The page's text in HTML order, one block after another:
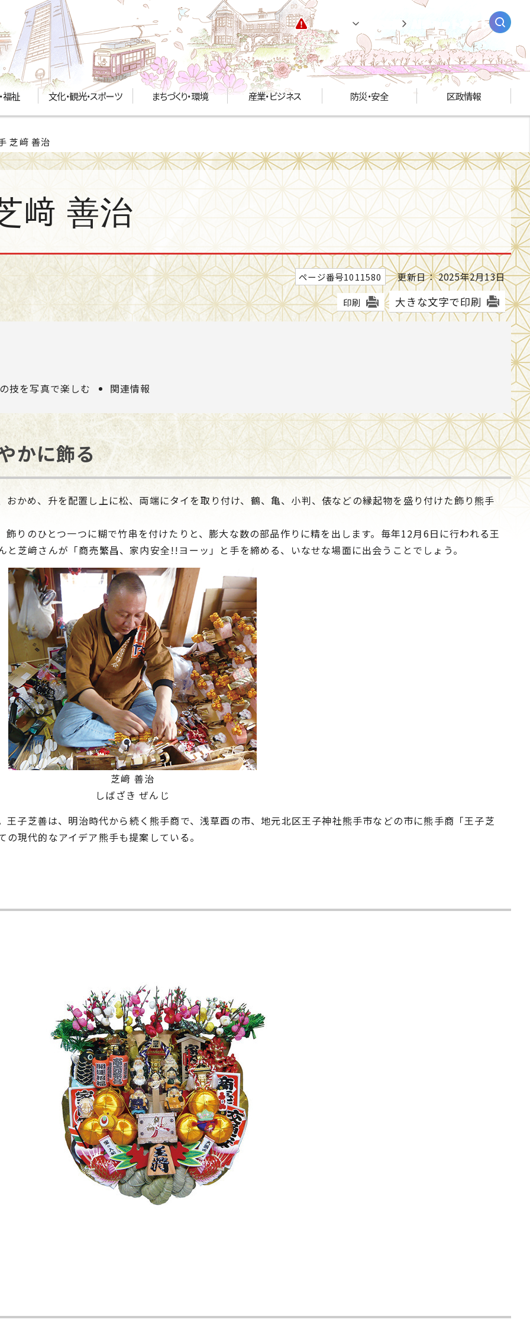
緊急情報 AIチャットボット
福祉 文化・観光・スポーツ まちづくり・環境 産業・ビジネス 防災・安全 区政情報
芝﨑 善治
﨑 善治
ページ番号1011580 更新日： 2025年2月13日
印刷 大きな文字で印刷
技を写真で楽しむ 関連情報
かに飾る
かめ、升を配置し上に松、両端にタイを取り付け、鶴、亀、小判、俵などの縁起物を盛り付けた飾り熊手
りのひとつ一つに糊で竹串を付けたりと、膨大な数の部品作りに精を出します。毎年12月6日に行われる王
芝﨑さんが「商売繁昌、家内安全!!ヨーッ」と手を締める、いなせな場面に出会うことでしょう。
芝﨑 善治
しばざき ぜんじ
子芝善は、明治時代から続く熊手商で、浅草酉の市、地元北区王子神社熊手市などの市に熊手商「王子芝
現代的なアイデア熊手も提案している。